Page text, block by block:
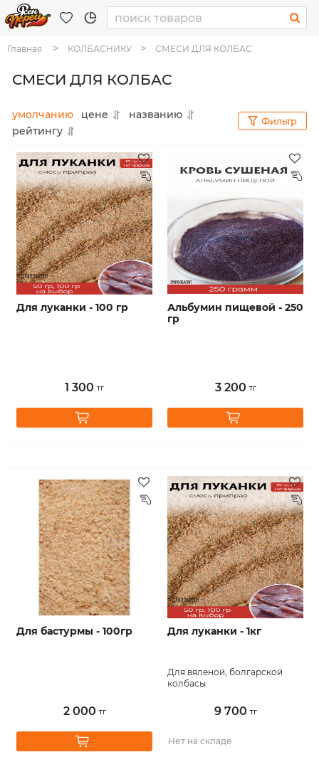
Главная КОЛБАСНИКУ СМЕСИ ДЛЯ КОЛБАС
СМЕСИ ДЛЯ КОЛБАС
умолчанию цене
названию
рейтингу
Фильтр
для луканки - 100 гр
1 300 тг
альбумин пищевой - 250
гр
3 200 тг
для бастурмы - 100гр
2 000 тг
для луканки - 1кг
Для вяленой, болгарской
колбасы
9 700 тг
Нет на складе